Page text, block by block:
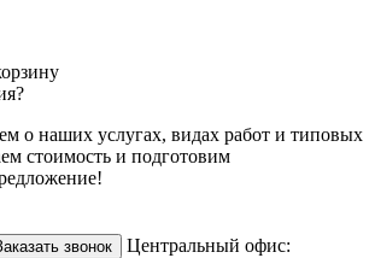
о наших услугах, видах работ и типовых
стоимость и подготовим
звонок Центральный офис: